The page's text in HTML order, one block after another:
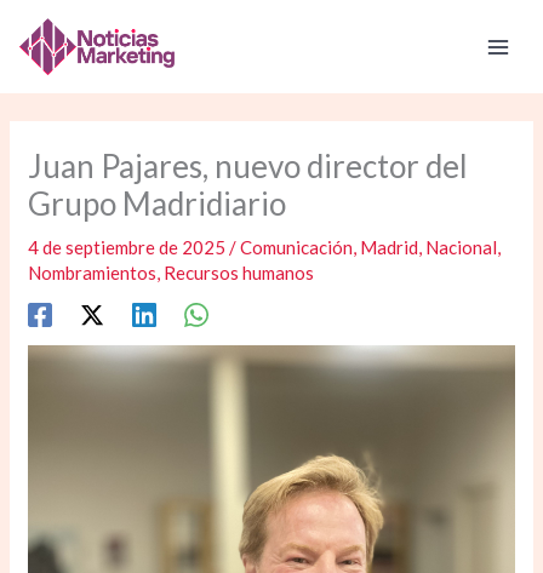
contenido
Juan Pajares, nuevo director del
Grupo Madridiario
4 de septiembre de 2025/Comunicación, Madrid, Nacional,
Nombramientos, Recursos humanos